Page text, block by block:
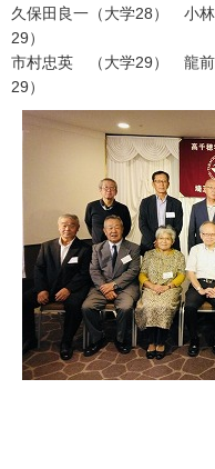
久保田良一（大学28） 小
29）
市村忠英 （大学29） 龍
29）